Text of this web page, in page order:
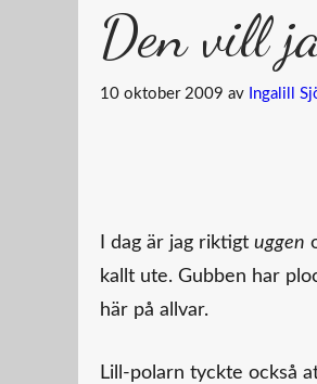
Den vill
10 oktober 2009 av Ingalill
I dag är jag riktigt uggen
kallt ute. Gubben har
här på allvar.
Lill-polarn tyckte också